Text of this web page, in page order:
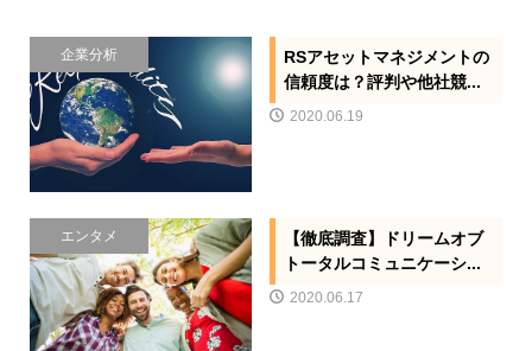
企業分析
RSアセットマネジメントの
信頼度は？評判や他社競...
2020.06.19
エンタメ
【徹底調査】ドリームオブ
トータルコミュニケーシ...
2020.06.17